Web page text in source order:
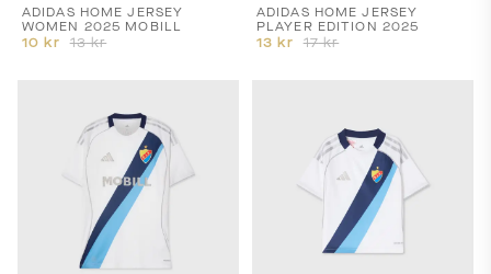
ADIDAS HOME JERSEY
WOMEN 2025 MOBILL
10 kr 13kr
ADIDAS HOME JERSEY
PLAYER EDITION 2025
13 kr 17kr